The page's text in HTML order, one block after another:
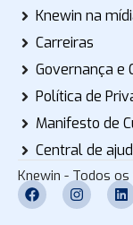
Knewin na
Carreiras
Governança e
Política de
Manifesto de
Central de
Knewin - Todos